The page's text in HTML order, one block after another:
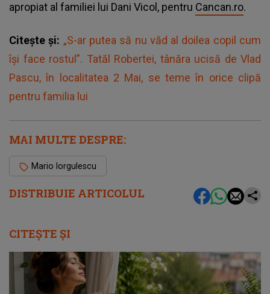
DISTRIBUIE ARTICOLUL
apropiat al familiei lui Dani Vicol, pentru Cancan.ro.
Citește și: „S-ar putea să nu văd al doilea copil cum
își face rostul”. Tatăl Robertei, tânăra ucisă de Vlad
Pascu, în localitatea 2 Mai, se teme în orice clipă
pentru familia lui
MAI MULTE DESPRE:
Mario Iorgulescu
CITEȘTE ȘI